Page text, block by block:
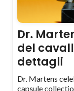
Dr.
del
dettagli
Dr. Martens
capsule